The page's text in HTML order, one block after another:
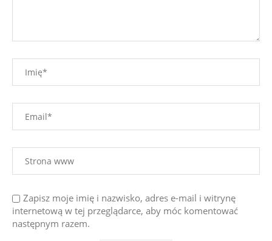
Zapisz moje imię i nazwisko, adres e-mail i witrynę
internetową w tej przeglądarce, aby móc komentować
następnym razem.